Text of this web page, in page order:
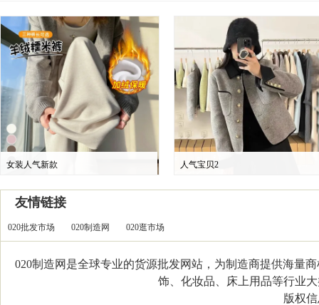
女装人气新款 人气宝贝2
友情链接
020批发市场 020制造网 020逛市场
020制造网是全球专业的货源批发网站，为制造商提供海量
饰、化妆品、床上用品等行业
版权信